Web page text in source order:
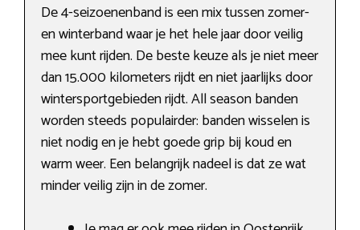
De 4-seizoenenband is een mix tussen zomer-
en winterband waar je het hele jaar door veilig
mee kunt rijden. De beste keuze als je niet meer
dan 15.000 kilometers rijdt en niet jaarlijks door
wintersportgebieden rijdt. All season banden
worden steeds populairder: banden wisselen is
niet nodig en je hebt goede grip bij koud en
warm weer. Een belangrijk nadeel is dat ze wat
minder veilig zijn in de zomer.